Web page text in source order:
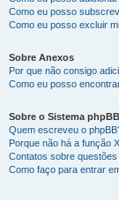
Como eu posso
Como eu posso excluir
Sobre Anexos
Por que não consigo
Como eu posso
Sobre o Sistema
Quem escreveu o
Porque não há a função
Contatos sobre
Como faço para entrar